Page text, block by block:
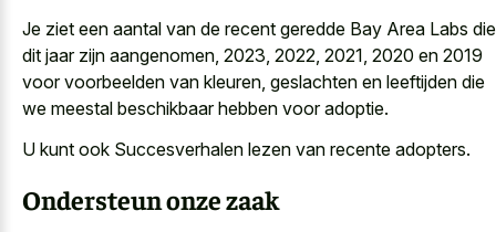
Je ziet een aantal van de recent geredde Bay Area Labs die
dit jaar zijn aangenomen, 2023, 2022, 2021, 2020 en 2019
voor voorbeelden van kleuren, geslachten en leeftijden die
we meestal beschikbaar hebben voor adoptie.
U kunt ook Succesverhalen lezen van recente adopters.
Ondersteun onze zaak